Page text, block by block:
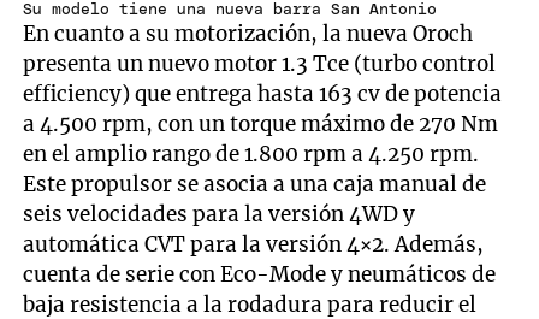
Su modelo tiene una nueva barra San Antonio
En cuanto a su motorización, la nueva Oroch
presenta un nuevo motor 1.3 Tce (turbo control
efficiency) que entrega hasta 163 cv de potencia
a 4.500 rpm, con un torque máximo de 270 Nm
en el amplio rango de 1.800 rpm a 4.250 rpm.
Este propulsor se asocia a una caja manual de
seis velocidades para la versión 4WD y
automática CVT para la versión 4×2. Además,
cuenta de serie con Eco-Mode y neumáticos de
baja resistencia a la rodadura para reducir el